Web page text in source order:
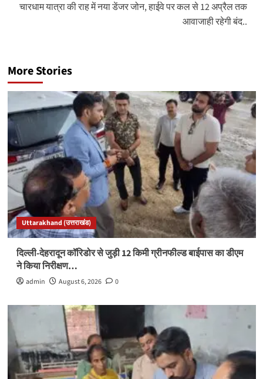
चारधाम यात्रा की राह में नया डेंजर जोन, हाईवे पर कल से 12 अप्रैल तक
आवाजाही रहेगी बंद..
More Stories
Uttarakhand (उत्तराखंड)
दिल्ली-देहरादून कॉरिडोर से जुड़ी 12 किमी ग्रीनफील्ड बाईपास का डीएम
ने किया निरीक्षण…
admin August 6, 2026 0